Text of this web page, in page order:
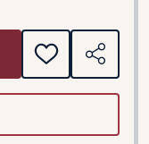
ADD
TO
SHARE